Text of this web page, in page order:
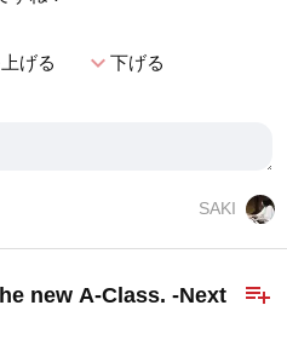
げる expand_more下げる
SAKI
playlist_add
new A-Class. -Next